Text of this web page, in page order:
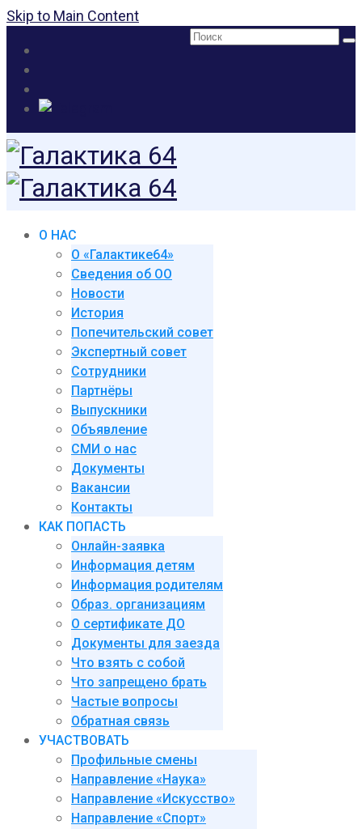
Skip to Main Content
Поиск:
О НАС
О «Галактике64»
Сведения об ОО
Новости
История
Попечительский совет
Экспертный совет
Сотрудники
Партнёры
Выпускники
Объявление
СМИ о нас
Документы
Вакансии
Контакты
КАК ПОПАСТЬ
Онлайн-заявка
Информация детям
Информация родителям
Образ. организациям
О сертификате ДО
Документы для заезда
Что взять с собой
Что запрещено брать
Частые вопросы
Обратная связь
УЧАСТВОВАТЬ
Профильные смены
Направление «Наука»
Направление «Искусство»
Направление «Спорт»